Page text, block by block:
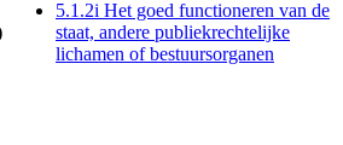
5.1.2i Het goed functioneren van de
staat, andere publiekrechtelijke
lichamen of bestuursorganen